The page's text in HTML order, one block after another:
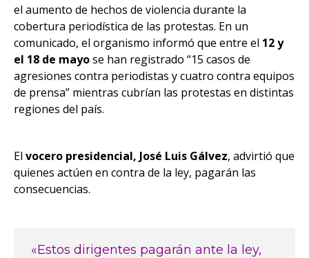
el aumento de hechos de violencia durante la
cobertura periodística de las protestas. En un
comunicado, el organismo informó que entre el 12 y
el 18 de mayose han registrado “15 casos de
agresiones contra periodistas y cuatro contra equipos
de prensa” mientras cubrían las protestas en distintas
regiones del país.
El vocero presidencial, José Luis Gálvez, advirtió que
quienes actúen en contra de la ley, pagarán las
consecuencias.
«Estos dirigentes pagarán ante la ley,